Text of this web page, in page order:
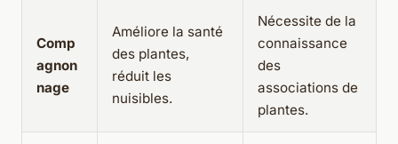
Comp
agnon
nage
Améliore la santé
des plantes,
réduit les
nuisibles.
Nécessite de la
connaissance
des
associations de
plantes.